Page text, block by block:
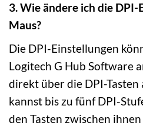
3. Wie ändere ich die
Maus?
Die DPI-Einstellungen
Logitech G Hub Software
direkt über die DPI-Tasten
kannst bis zu fünf DPI-
den Tasten zwischen